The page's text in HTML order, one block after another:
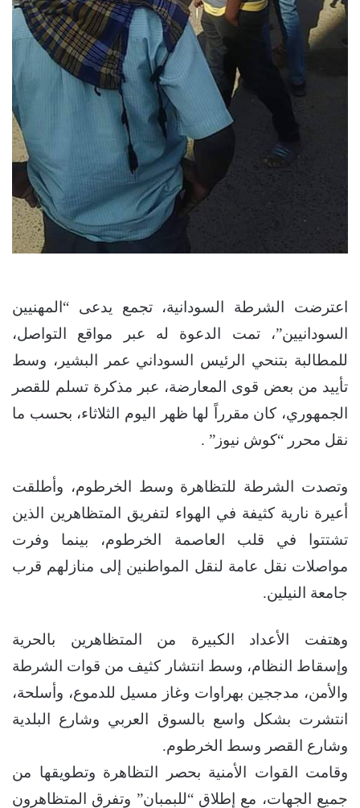
اعترضت الشرطة السودانية، تجمع يدعى “المهنيين
السودانيين”، تمت الدعوة له عبر مواقع التواصل،
للمطالبة بتنحي الرئيس السوداني عمر البشير، وسط
تأييد من بعض قوى المعارضة، عبر مذكرة تسلم للقصر
الجمهوري، كان مقرراً لها ظهر اليوم الثلاثاء، بحسب ما
نقل محرر “كوش نيوز” .
وتصدت الشرطة للتظاهرة وسط الخرطوم، وأطلقت
أعيرة نارية كثيفة في الهواء لتفريق المتظاهرين الذين
تشتتوا في قلب العاصمة الخرطوم، بينما وفرت
مواصلات نقل عامة لنقل المواطنين إلى منازلهم قرب
جامعة النيلين.
وهتفت الأعداد الكبيرة من المتظاهرين بالحرية
وإسقاط النظام، وسط انتشار كثيف من قوات الشرطة
والأمن، مدججين بهراوات وغاز مسيل للدموع، وأسلحة،
انتشرت بشكل واسع بالسوق العربي وشارع البلدية
وشارع القصر وسط الخرطوم.
وقامت القوات الأمنية بحصر التظاهرة وتطويقها من
جميع الجهات، مع إطلاق “للبمبان” وتفرق المتظاهرون